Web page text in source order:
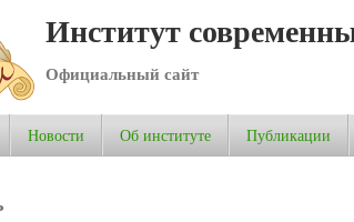
Институт
Официальный сайт
Новости Об институте Публикации